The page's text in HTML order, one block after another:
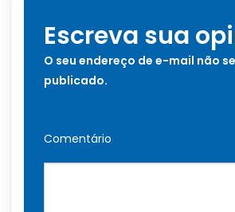
Escreva sua
O seu endereço de e-mail não
publicado.
Comentário